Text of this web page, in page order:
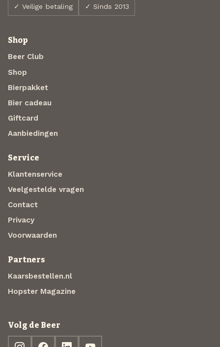
✓ Veilige betaling ✓ Sinds 2013
Shop
Beer Club
Shop
Bierpakket
Bier cadeau
Giftcard
Aanbiedingen
Service
Klantenservice
Veelgestelde vragen
Contact
Privacy
Voorwaarden
Partners
Kaarsbestellen.nl
Hopster Magazine
Volg de Beer